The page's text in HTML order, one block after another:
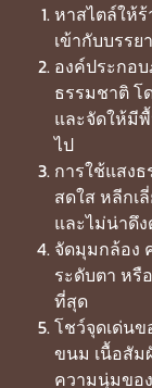
หาสไตล์ให้ร้
เข้ากับบรร
องค์ประกอ
ธรรมชาติ โ
และจัดให้มี
ไป
การใช้แสง
สดใส หลีกเ
และไม่น่าดึ
จัดมุมกล้อง
ระดับตา หรื
ที่สุด
โชว์จุดเด่นข
ขนม เนื้อสัม
ความนุ่มขอ